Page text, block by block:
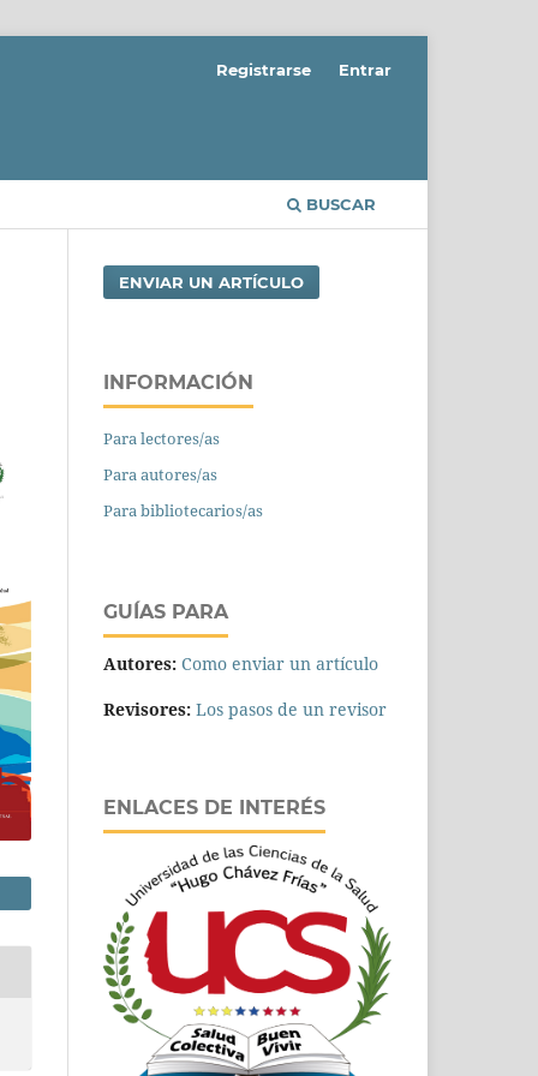
BUSCAR
Registrarse Entrar
ENVIAR UN ARTÍCULO
INFORMACIÓN
Para lectores/as
Para autores/as
Para bibliotecarios/as
GUÍAS PARA
Autores: Como enviar un artículo
Revisores: Los pasos de un revisor
ENLACES DE INTERÉS